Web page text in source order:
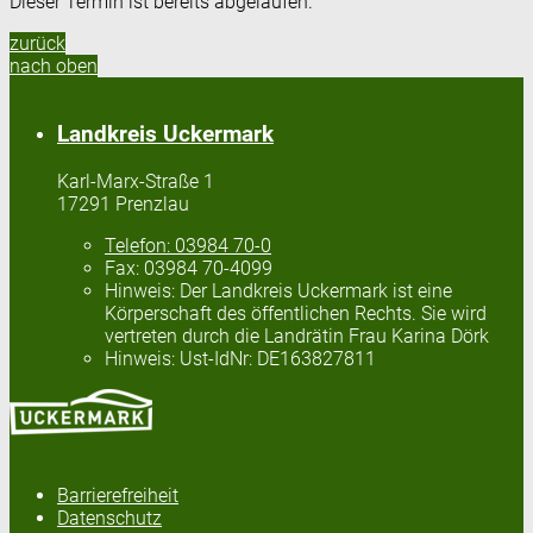
zurück
nach oben
Landkreis Uckermark
Karl-Marx-Straße 1
17291 Prenzlau
Telefon: 03984 70-0
Fax: 03984 70-4099
Hinweis: Der Landkreis Uckermark ist eine
Körperschaft des öffentlichen Rechts. Sie wird
vertreten durch die Landrätin Frau Karina Dörk
Hinweis: Ust-IdNr: DE163827811
Barrierefreiheit
Datenschutz